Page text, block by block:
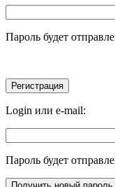
Пароль будет
Login или e-mail:
Пароль будет